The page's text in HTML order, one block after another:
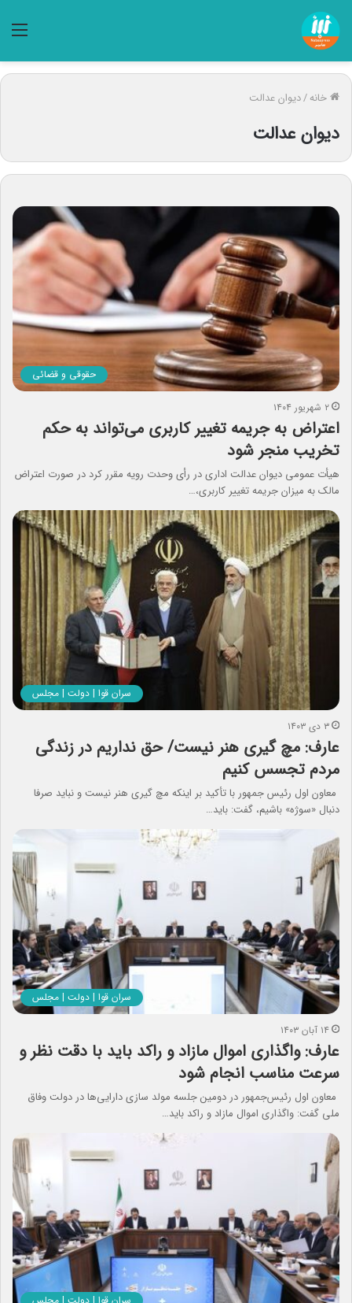
خانه/دیوان عدالت
دیوان عدالت
حقوقی و قضائی
۲ شهریور ۱۴۰۴
اعتراض به جریمه تغییر کاربری می‌تواند به حکم
تخریب منجر شود
هیأت عمومی دیوان عدالت اداری در رأی وحدت رویه مقرر کرد در صورت اعتراض
مالک به میزان جریمه تغییر کاربری،…
سران قوا | دولت | مجلس
۳ دی ۱۴۰۳
عارف: مچ گیری هنر نیست/ حق نداریم در زندگی
مردم تجسس کنیم
معاون اول رئیس جمهور با تأکید بر اینکه مچ گیری هنر نیست و نباید صرفا
دنبال «سوژه» باشیم، گفت: باید…
سران قوا | دولت | مجلس
۱۴ آبان ۱۴۰۳
عارف: واگذاری اموال مازاد و راکد باید با دقت نظر و
سرعت مناسب انجام شود
معاون اول رئیس‌جمهور در دومین جلسه مولد سازی دارایی‌ها در دولت وفاق
ملی گفت: واگذاری اموال مازاد و راکد باید…